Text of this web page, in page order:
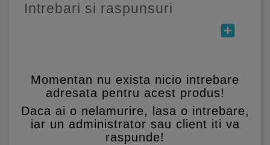
Intrebari si raspunsuri
add_box
Momentan nu exista nicio intrebare
adresata pentru acest produs!
Daca ai o nelamurire, lasa o intrebare,
iar un administrator sau client iti va
raspunde!